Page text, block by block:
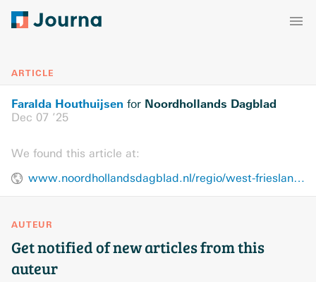
ARTICLE
Faralda Houthuijsen for Noordhollands Dagblad
Dec 07 ’25
We found this article at:
www.noordhollandsdagblad.nl/regio/west-friesland/geef-pakketbezorgers-een-eindejaarsbedrag-roept-een-lezer-op/109689682.html
AUTEUR
Get notified of new articles from this
auteur